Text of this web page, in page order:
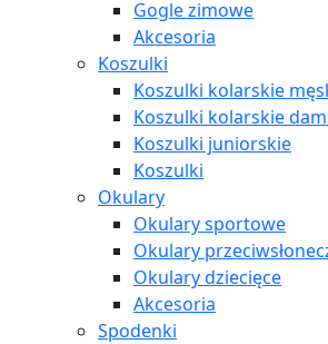
Gogle zimowe
Akcesoria
Koszulki
Koszulki kolarskie
Koszulki kolarskie
Koszulki juniorskie
Koszulki
Okulary
Okulary sportowe
Okulary
Okulary dziecięce
Akcesoria
Spodenki